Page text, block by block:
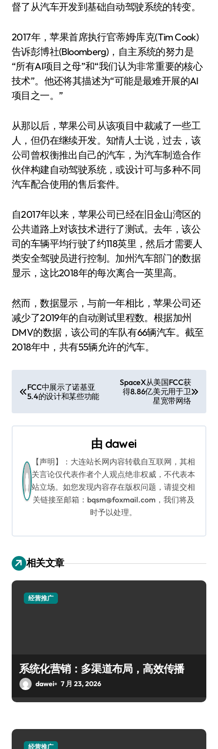
督了从汽车开发到基础自动驾驶系统的转变。
2017年，苹果首席执行官蒂姆·库克(Tim Cook)
告诉彭博社(Bloomberg)，自主系统的努力是
“所有AI项目之母”和“我们认为非常重要的核心
技术”。他还将其描述为“可能是最难开展的AI
项目之一。”
从那以后，苹果公司从该项目中裁减了一些工
人，但仍在继续开发。知情人士说，过去，该
公司曾权衡推出自己的汽车，为汽车制造合作
伙伴构建自动驾驶系统，或设计可与多种不同
汽车配合使用的售后套件。
自2017年以来，苹果公司已经在旧金山湾区的
公共道路上对该技术进行了测试。去年，该公
司的车辆平均行驶了约118英里，然后才需要人
类安全驾驶员进行控制。加州汽车部门的数据
显示，这比2018年的每次离合一英里高。
然而，数据显示，与前一年相比，苹果公司还
减少了2019年的自动测试里程数。根据加州
DMV的数据，该公司的车队有66辆汽车。截至
2018年中，共有55辆允许的汽车。
章
导
FCC中展示了诺基亚
5.4的设计和某些功能
SpaceX从美国FCC获
得8.86亿美元用于卫
星宽带网络
由 dawei
【声明】：大连站长网内容转载自互联网，其相
关言论仅代表作者个人观点绝非权威，不代表本
站立场。如您发现内容存在版权问题，请提交相
关链接至邮箱：bqsm@foxmail.com，我们将及
时予以处理。
相关文章
经营推广
系统化营销：多渠道布局，高效传播
dawei 7 月 23, 2026
经营推广